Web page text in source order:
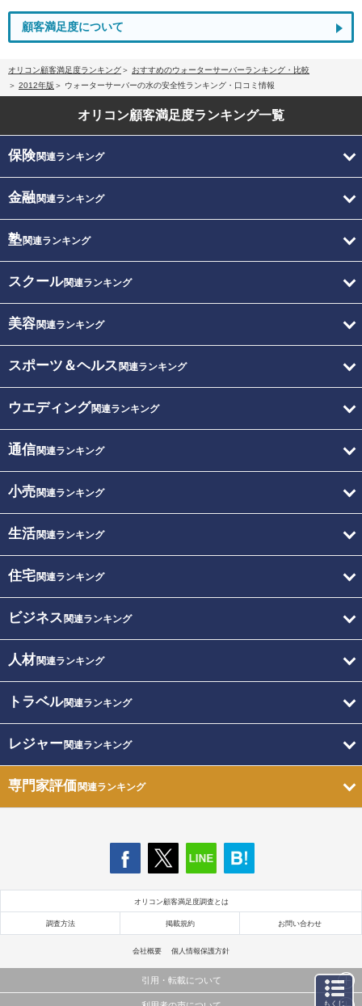
顧客満足度について
オリコン顧客満足度ランキング
おすすめのウォーターサーバーランキング・比較
2012年版
ウォーターサーバーの水の安全性ランキング・口コミ情報
オリコン顧客満足度ランキング一覧
保険関連ランキング
金融関連ランキング
塾関連ランキング
スクール関連ランキング
美容関連ランキング
スポーツ＆ヘルス 関連ランキング
ウエディング関連ランキング
通信関連ランキング
小売関連ランキング
生活関連ランキング
住宅関連ランキング
ビジネス 関連ランキング
人材関連ランキング
トラベル関連ランキング
レジャー関連ランキング
専門家評価関連ランキング
オリコン顧客満足度調査とは
調査方法 掲載規約 お問い合わせ
会社概要 個人情報保護方針
引用・転載について
もくじ